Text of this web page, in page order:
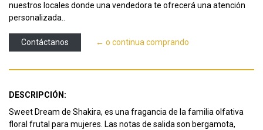
nuestros locales donde una vendedora te ofrecerá una atención
personalizada..
Contáctanos ← o continua comprando
DESCRIPCIÓN:
Sweet Dream de Shakira, es una fragancia de la familia olfativa
floral frutal para mujeres. Las notas de salida son bergamota,